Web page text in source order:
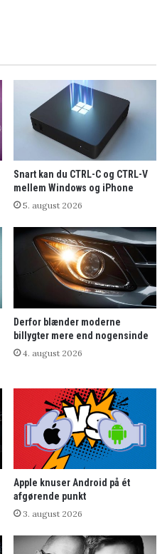
Snart kan du CTRL-C og CTRL-V
mellem Windows og iPhone
5. august 2026
Derfor blænder moderne
billygter mere end nogensinde
4. august 2026
Apple knuser Android på ét
afgørende punkt
3. august 2026